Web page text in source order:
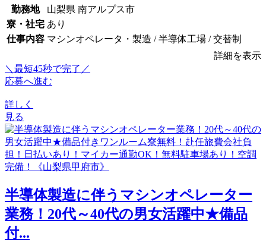
勤務地
山梨県 南アルプス市
寮・社宅 あり
仕事内容 マシンオペレータ・製造 / 半導体工場 / 交替制
詳細を表示
＼最短45秒で完了／
応募へ進む
詳しく
見る
半導体製造に伴うマシンオペレーター
業務！20代～40代の男女活躍中★備品
付...